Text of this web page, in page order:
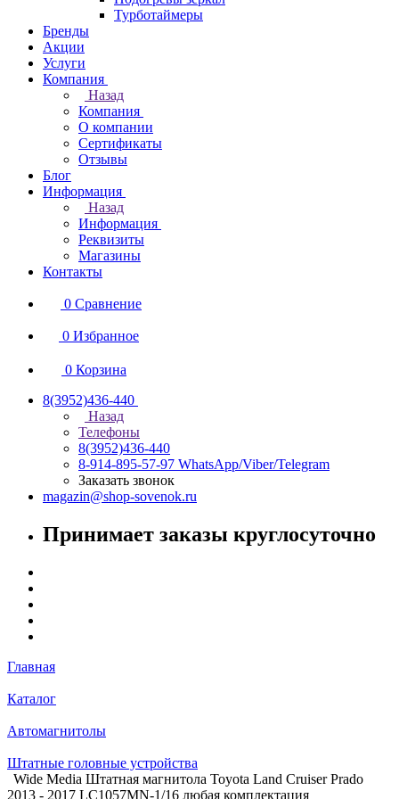
Турботаймеры
Бренды
Акции
Услуги
Компания
Назад
Компания
О компании
Сертификаты
Отзывы
Блог
Информация
Назад
Информация
Реквизиты
Магазины
Контакты
0 Сравнение
0 Избранное
0 Корзина
8(3952)436-440
Назад
Телефоны
8(3952)436-440
8-914-895-57-97 WhatsApp/Viber/Telegram
Заказать звонок
magazin@shop-sovenok.ru
Принимает заказы круглосуточно
Главная
Каталог
Автомагнитолы
Штатные головные устройства
Wide Media Штатная магнитола Toyota Land Cruiser Prado
2013 - 2017 LC1057MN-1/16 любая комплектация